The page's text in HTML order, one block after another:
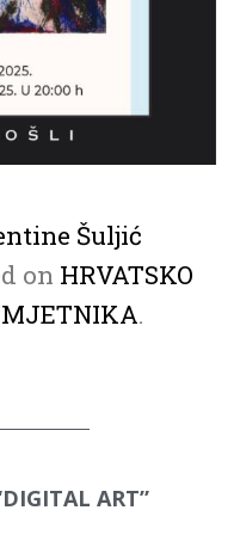
Šuljić
on HRVATSKO
.
ART”